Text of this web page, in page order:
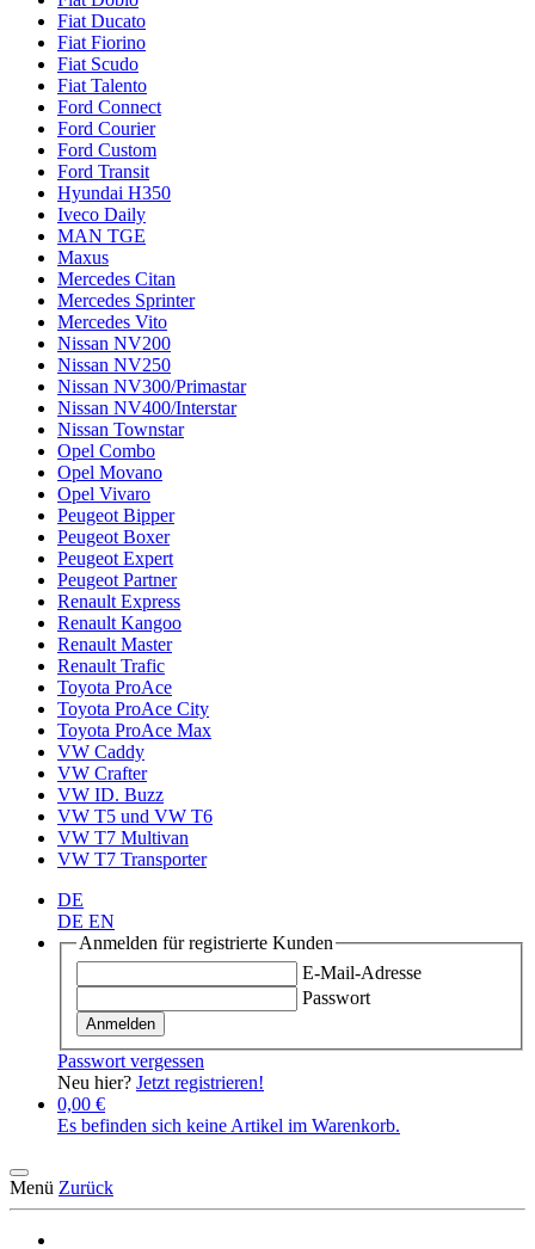
Fiat Ducato
Fiat Fiorino
Fiat Scudo
Fiat Talento
Ford Connect
Ford Courier
Ford Custom
Ford Transit
Hyundai H350
Iveco Daily
MAN TGE
Maxus
Mercedes Citan
Mercedes Sprinter
Mercedes Vito
Nissan NV200
Nissan NV250
Nissan NV300/Primastar
Nissan NV400/Interstar
Nissan Townstar
Opel Combo
Opel Movano
Opel Vivaro
Peugeot Bipper
Peugeot Boxer
Peugeot Expert
Peugeot Partner
Renault Express
Renault Kangoo
Renault Master
Renault Trafic
Toyota ProAce
Toyota ProAce City
Toyota ProAce Max
VW Caddy
VW Crafter
VW ID. Buzz
VW T5 und VW T6
VW T7 Multivan
VW T7 Transporter
DE
DE EN
Anmelden für registrierte Kunden
E-Mail-Adresse
Passwort
Anmelden
Passwort vergessen
Neu hier? Jetzt registrieren!
0,00 €
Es befinden sich keine Artikel im Warenkorb.
Menü Zurück